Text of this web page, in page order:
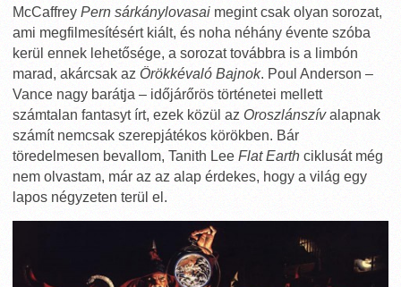
McCaffrey Pern sárkánylovasai megint csak olyan sorozat,
ami megfilmesítésért kiált, és noha néhány évente szóba
kerül ennek lehetősége, a sorozat továbbra is a limbón
marad, akárcsak az Örökkévaló Bajnok. Poul Anderson –
Vance nagy barátja – időjárőrös történetei mellett
számtalan fantasyt írt, ezek közül az Oroszlánszívalapnak
számít nemcsak szerepjátékos körökben. Bár
töredelmesen bevallom, Tanith Lee Flat Earth ciklusát még
nem olvastam, már az az alap érdekes, hogy a világ egy
lapos négyzeten terül el.